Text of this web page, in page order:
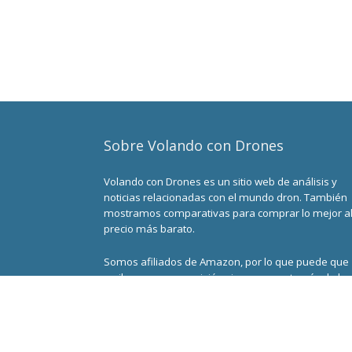
Sobre Volando con Drones
Volando con Drones es un sitio web de análisis y
noticias relacionadas con el mundo dron. También
mostramos comparativas para comprar lo mejor al
precio más barato.
Somos afiliados de Amazon, por lo que puede que
recibamos una comisión si compras a través de los